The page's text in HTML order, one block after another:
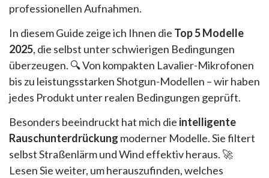
professionellen Aufnahmen.
In diesem Guide zeige ich Ihnen die Top 5 Modelle
2025, die selbst unter schwierigen Bedingungen
überzeugen. 🔍 Von kompakten Lavalier-Mikrofonen
bis zu leistungsstarken Shotgun-Modellen – wir haben
jedes Produkt unter realen Bedingungen geprüft.
Besonders beeindruckt hat mich die intelligente
Rauschunterdrückung moderner Modelle. Sie filtert
selbst Straßenlärm und Wind effektiv heraus. 🚀
Lesen Sie weiter, um herauszufinden, welches